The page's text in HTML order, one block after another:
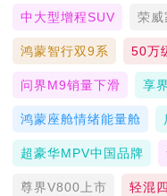
中大型增程SUV 荣
鸿蒙智行双9系 50万
问界M9销量下滑 享
鸿蒙座舱情绪能量舱
超豪华MPV中国品牌
尊界V800上市 轻混